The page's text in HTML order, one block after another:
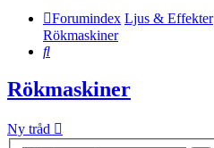
Forumindex Ljus & Effekter
Rökmaskiner
Sök
Rökmaskiner
Ny tråd